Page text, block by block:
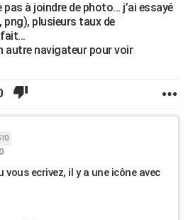
pas à joindre de photo... j’ai essayé
plusieurs taux de
autre navigateur pour voir
vous ecrivez, il y a une icône avec